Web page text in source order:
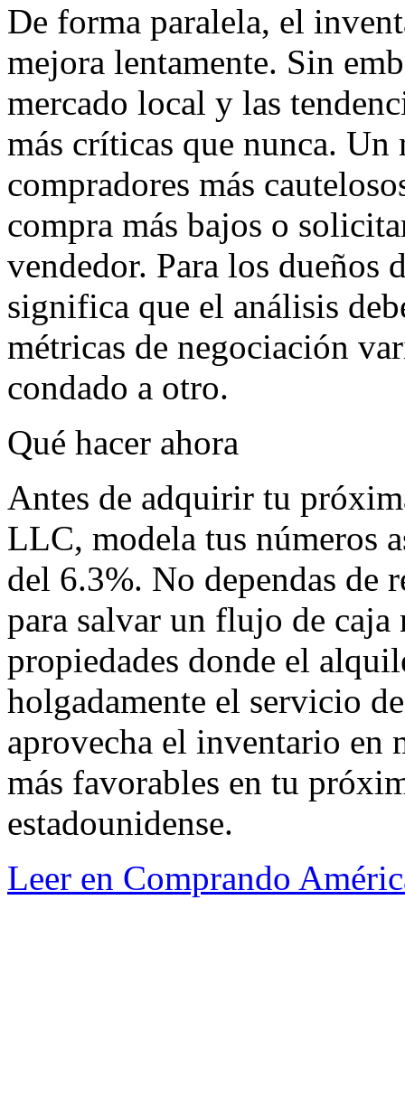
De forma paralela, el
mejora lentamente. Sin
mercado local y las
más críticas que nunca.
compradores más
compra más bajos o
vendedor. Para los dueños
significa que el análisis
métricas de negociación
condado a otro.
Qué hacer ahora
Antes de adquirir tu
LLC, modela tus números
del 6.3%. No dependas de
para salvar un flujo de caja
propiedades donde el
holgadamente el servicio
aprovecha el inventario en
más favorables en tu
estadounidense.
Leer en Comprando